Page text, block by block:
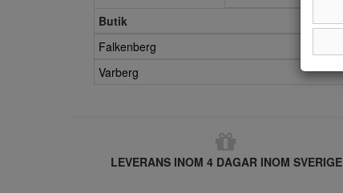
Butik
Falkenberg
Varberg
LEVERANS INOM 4 DAGAR INOM SVERIGE